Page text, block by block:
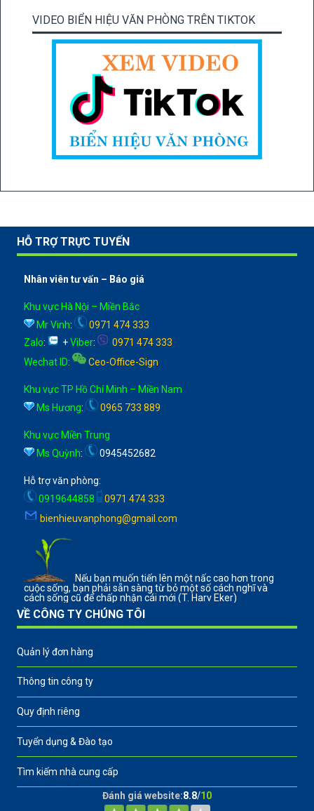
VIDEO BIỂN HIỆU VĂN PHÒNG TRÊN TIKTOK
HỖ TRỢ TRỰC TUYẾN
Nhân viên tư vấn – Báo giá
Khu vực Hà Nội – Miền Bắc
Mr Vinh:
0971 474 333
Zalo: +Viber:
0971 474 333
Wechat ID: Ceo-Office-Sign
Khu vực TP Hồ Chí Minh – Miền Nam
Ms Hương: 0965 733 889
Khu vực Miền Trung
Ms Quỳnh: 0945452682
Hỗ trợ văn phòng:
0919644858
0971 474 333
bienhieuvanphong@gmail.com
Nếu bạn muốn tiến lên một nấc cao hơn trong
cuộc sống, bạn phải sẵn sàng từ bỏ một số cách nghĩ và
cách sống cũ để chấp nhận cái mới (T. Harv Eker)
VỀ CÔNG TY CHÚNG TÔI
Quản lý đơn hàng
Thông tin công ty
Quy định riêng
Tuyển dụng & Đào tạo
Tìm kiếm nhà cung cấp
Đánh giá website:8.8/10